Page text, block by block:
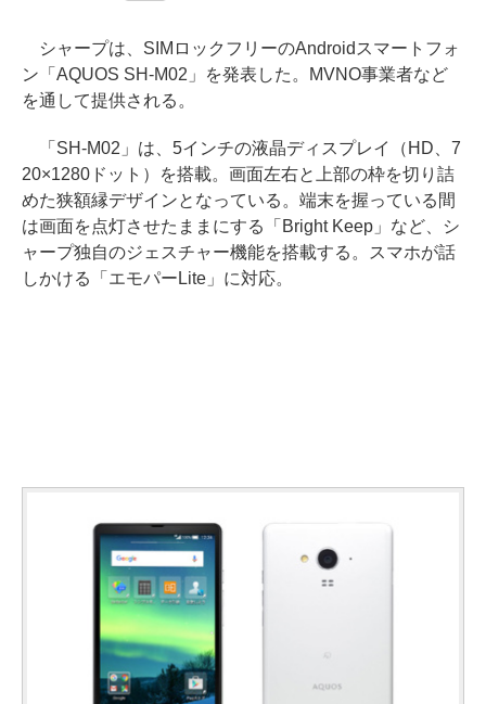
シャープは、SIMロックフリーのAndroidスマートフォ
ン「AQUOS SH-M02」を発表した。MVNO事業者など
を通して提供される。
「SH-M02」は、5インチの液晶ディスプレイ（HD、7
20×1280ドット）を搭載。画面左右と上部の枠を切り詰
めた狭額縁デザインとなっている。端末を握っている間
は画面を点灯させたままにする「Bright Keep」など、シ
ャープ独自のジェスチャー機能を搭載する。スマホが話
しかける「エモパーLite」に対応。